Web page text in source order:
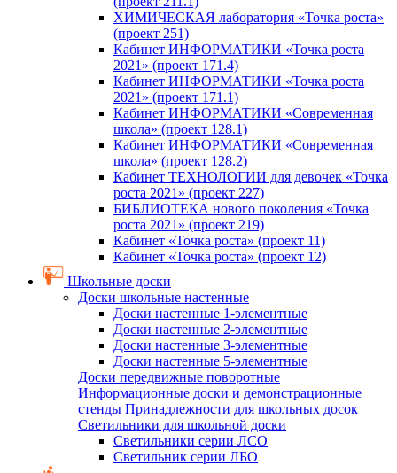
ХИМИЧЕСКАЯ лаборатория «Точка роста»
(проект 251)
Кабинет ИНФОРМАТИКИ «Точка роста
2021» (проект 171.4)
Кабинет ИНФОРМАТИКИ «Точка роста
2021» (проект 171.1)
Кабинет ИНФОРМАТИКИ «Современная
школа» (проект 128.1)
Кабинет ИНФОРМАТИКИ «Современная
школа» (проект 128.2)
Кабинет ТЕХНОЛОГИИ для девочек «Точка
роста 2021» (проект 227)
БИБЛИОТЕКА нового поколения «Точка
роста 2021» (проект 219)
Кабинет «Точка роста» (проект 11)
Кабинет «Точка роста» (проект 12)
Школьные доски
Доски школьные настенные
Доски настенные 1-элементные
Доски настенные 2-элементные
Доски настенные 3-элементные
Доски настенные 5-элементные
Доски передвижные поворотные
Информационные доски и демонстрационные
стенды Принадлежности для школьных досок
Светильники для школьной доски
Светильники серии ЛСО
Светильник серии ЛБО